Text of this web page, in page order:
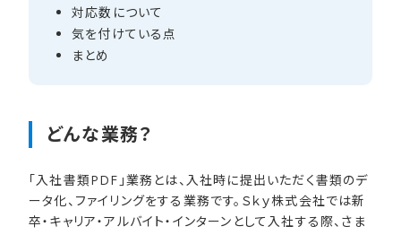
対応数に​ついて
気を​付けている​点
まとめ
どんな​業務？
「入社書類PDF」業務とは、入社時に提出いただく書類のデ
ータ化、ファイリングをする業務です。Ｓｋｙ株式会社では新
卒・キャリア・アルバイト・インターンとして入社する際、さま